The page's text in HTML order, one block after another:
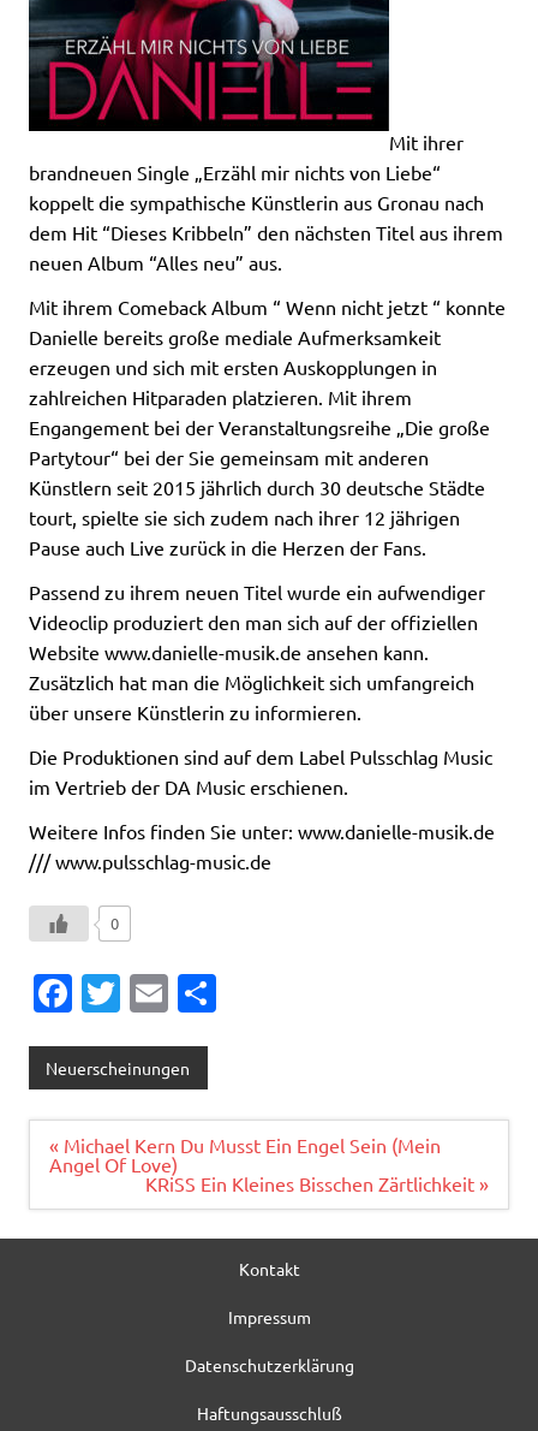
Mit ihrer
brandneuen Single „Erzähl mir nichts von Liebe“
koppelt die sympathische Künstlerin aus Gronau nach
dem Hit “Dieses Kribbeln” den nächsten Titel aus ihrem
neuen Album “Alles neu” aus.
Mit ihrem Comeback Album “ Wenn nicht jetzt “ konnte
Danielle bereits große mediale Aufmerksamkeit
erzeugen und sich mit ersten Auskopplungen in
zahlreichen Hitparaden platzieren. Mit ihrem
Engangement bei der Veranstaltungsreihe „Die große
Partytour“ bei der Sie gemeinsam mit anderen
Künstlern seit 2015 jährlich durch 30 deutsche Städte
tourt, spielte sie sich zudem nach ihrer 12 jährigen
Pause auch Live zurück in die Herzen der Fans.
Passend zu ihrem neuen Titel wurde ein aufwendiger
Videoclip produziert den man sich auf der offiziellen
Website www.danielle-musik.de ansehen kann.
Zusätzlich hat man die Möglichkeit sich umfangreich
über unsere Künstlerin zu informieren.
Die Produktionen sind auf dem Label Pulsschlag Music
im Vertrieb der DA Music erschienen.
Weitere Infos finden Sie unter: www.danielle-musik.de
/// www.pulsschlag-music.de
0
Fa
e
b
o
o
k
T
it
te
r
E
ai
l
n
Neuerscheinungen
Beitragsnavigation
« Michael Kern Du Musst Ein Engel Sein (Mein
Angel Of Love)
KRiSS Ein Kleines Bisschen Zärtlichkeit »
Kontakt
Impressum
Datenschutzerklärung
Haftungsausschluß